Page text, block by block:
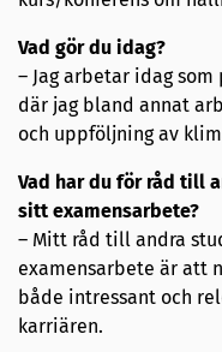
Vad gör du idag?
– Jag arbetar idag
där jag bland annat
och uppföljning av
Vad har du för råd till
sitt examensarbete?
– Mitt råd till andra
examensarbete är att
både intressant och
karriären.